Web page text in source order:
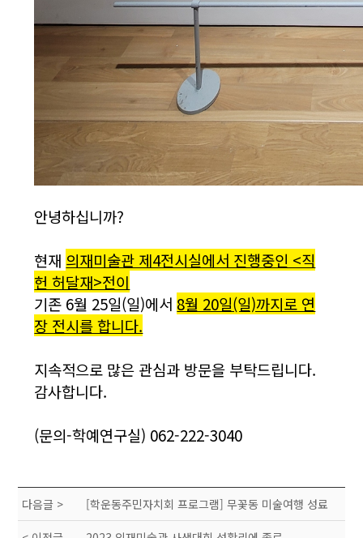
안녕하십니까?
현재 의재미술관 제4전시실에서 진행중인 <직
헌 허달재>전이
기존 6월 25일(일)에서 8월 20일(일)까지로 연
장 전시를 합니다.
지속적으로 많은 관심과 방문을 부탁드립니다.
감사합니다.
(문의-학예연구실) 062-222-3040
다음글 > [학운동주민자치회 프로그램] 무꽃동 미술여행 성료